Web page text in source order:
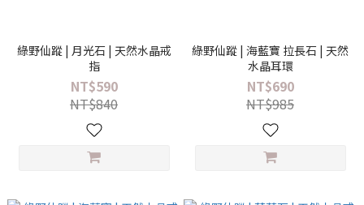
綠野仙蹤 | 月光石 | 天然水晶戒
指
NT$590
NT$840
綠野仙蹤 | 海藍寶 拉長石 | 天然
水晶耳環
NT$690
NT$985